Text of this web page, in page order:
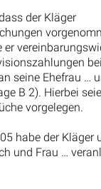
der Kläger
er
seine Ehefrau …
B 2). Hierbei
vorgelegen.
habe der Kläger
und Frau …